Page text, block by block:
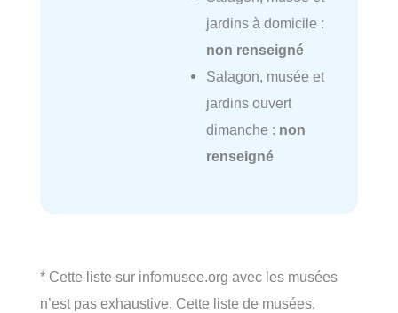
jardins à domicile :
non renseigné
Salagon, musée et
jardins ouvert
dimanche : non
renseigné
* Cette liste sur infomusee.org avec les musées
n’est pas exhaustive. Cette liste de musées,